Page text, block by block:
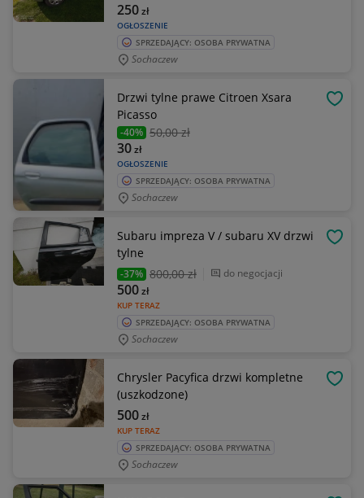
OGŁOSZENIE
250zł
SPRZEDAJĄCY: OSOBA PRYWATNA
Sochaczew
Drzwi tylne prawe Citroen Xsara
Picasso
-40% 50,00 zł
OGŁOSZENIE
30zł
SPRZEDAJĄCY: OSOBA PRYWATNA
Sochaczew
Subaru impreza V / subaru XV drzwi
tylne
-37% 800,00 zł do negocjacji
KUP TERAZ
500zł
SPRZEDAJĄCY: OSOBA PRYWATNA
Sochaczew
Chrysler Pacyfica drzwi kompletne
(uszkodzone)
KUP TERAZ
500zł
SPRZEDAJĄCY: OSOBA PRYWATNA
Sochaczew